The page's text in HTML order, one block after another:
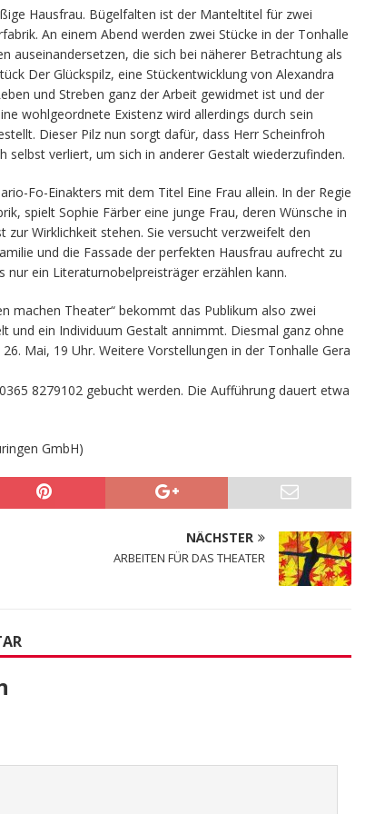
Hausfrau. Bügelfalten ist der Manteltitel für zwei
An einem Abend werden zwei Stücke in der Tonhalle
auseinandersetzen, die sich bei näherer Betrachtung als
Der Glückspilz, eine Stückentwicklung von Alexandra
und Streben ganz der Arbeit gewidmet ist und der
wohlgeordnete Existenz wird allerdings durch sein
Dieser Pilz nun sorgt dafür, dass Herr Scheinfroh
verliert, um sich in anderer Gestalt wiederzufinden.
Fo-Einakters mit dem Titel Eine Frau allein. In der Regie
spielt Sophie Färber eine junge Frau, deren Wünsche in
Wirklichkeit stehen. Sie versucht verzweifelt den
und die Fassade der perfekten Hausfrau aufrecht zu
ein Literaturnobelpreisträger erzählen kann.
machen Theater“ bekommt das Publikum also zwei
und ein Individuum Gestalt annimmt. Diesmal ganz ohne
Mai, 19 Uhr. Weitere Vorstellungen in der Tonhalle Gera
8279102 gebucht werden. Die Aufführung dauert etwa
GmbH)
NÄCHSTER
ARBEITEN FÜR DAS THEATER